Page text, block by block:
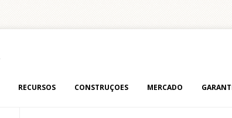
RECURSOS CONSTRUÇOES MERCADO